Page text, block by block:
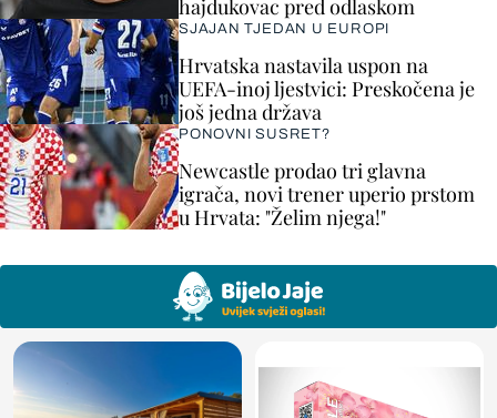
hajdukovac pred odlaskom
SJAJAN TJEDAN U EUROPI
Hrvatska nastavila uspon na
UEFA-inoj ljestvici: Preskočena je
još jedna država
PONOVNI SUSRET?
Newcastle prodao tri glavna
igrača, novi trener uperio prstom
u Hrvata: "Želim njega!"